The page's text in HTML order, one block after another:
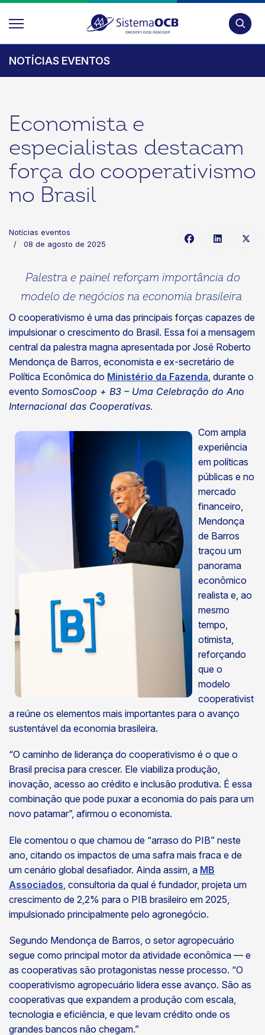
NOTÍCIAS EVENTOS
Economista e
especialistas destacam
força do cooperativismo
no Brasil
Notícias eventos
08 de agosto de 2025
Palestra e painel reforçam importância do
modelo de negócios na economia brasileira
O cooperativismo é uma das principais forças capazes de
impulsionar o crescimento do Brasil. Essa foi a mensagem
central da palestra magna apresentada por José Roberto
Mendonça de Barros, economista e ex-secretário de
Política Econômica do Ministério da Fazenda, durante o
evento SomosCoop + B3 – Uma Celebração do Ano
Internacional das Cooperativas.
Com ampla
experiência
em políticas
públicas e no
mercado
financeiro,
Mendonça
de Barros
traçou um
panorama
econômico
realista e, ao
mesmo
tempo,
otimista,
reforçando
que o
modelo
cooperativist
a reúne os elementos mais importantes para o avanço
sustentável da economia brasileira.
“O caminho de liderança do cooperativismo é o que o
Brasil precisa para crescer. Ele viabiliza produção,
inovação, acesso ao crédito e inclusão produtiva. É essa
combinação que pode puxar a economia do país para um
novo patamar”, afirmou o economista.
Ele comentou o que chamou de “arraso do PIB” neste
ano, citando os impactos de uma safra mais fraca e de
um cenário global desafiador. Ainda assim, a MB
Associados , consultoria da qual é fundador, projeta um
crescimento de 2,2% para o PIB brasileiro em 2025,
impulsionado principalmente pelo agronegócio.
Segundo Mendonça de Barros, o setor agropecuário
segue como principal motor da atividade econômica — e
as cooperativas são protagonistas nesse processo. “O
cooperativismo agropecuário lidera esse avanço. São as
cooperativas que expandem a produção com escala,
tecnologia e eficiência, e que levam crédito onde os
grandes bancos não chegam.”